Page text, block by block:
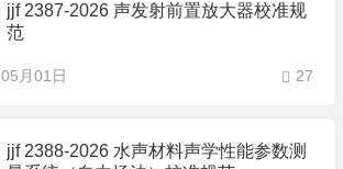
jjf 2387-2026 声发射前置放大器校准规
范
05月01日 27
jjf 2388-2026 水声材料声学性能参数测